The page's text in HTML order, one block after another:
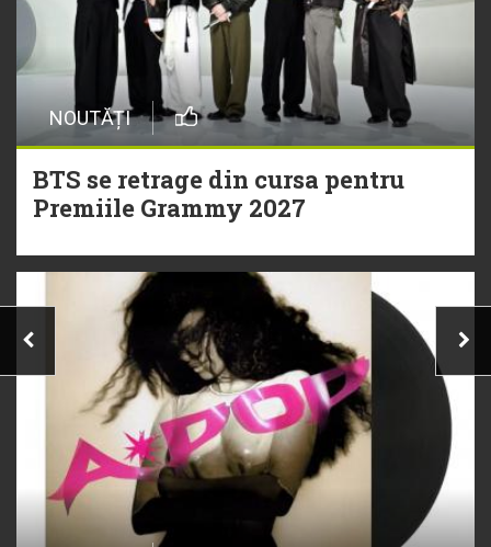
NOUTĂȚI
BTS se retrage din cursa pentru
Premiile Grammy 2027